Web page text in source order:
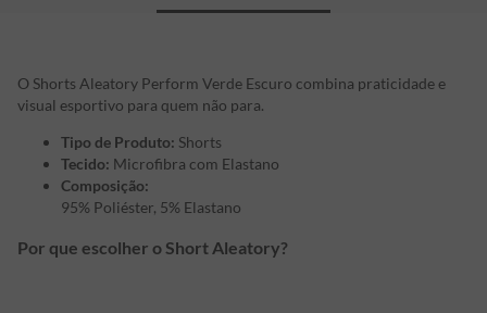
O Shorts Aleatory Perform Verde Escuro combina praticidade e
visual esportivo para quem não para.
Tipo de Produto: Shorts
Tecido: Microfibra com Elastano
Composição:
95% Poliéster, 5% Elastano
Por que escolher o Short Aleatory?